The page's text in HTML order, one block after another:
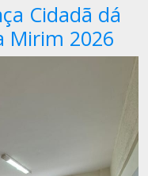
Cidadã dá
Mirim 2026